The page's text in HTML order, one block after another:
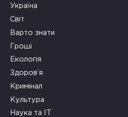
Україна
Світ
Варто знати
Гроші
Екологія
Здоров’я
Кримінал
Культура
Наука та ІТ